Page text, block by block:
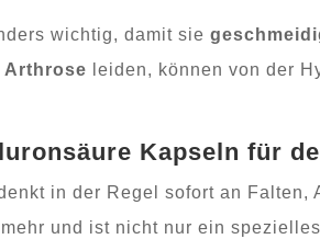
wichtig, damit sie
Arthrose leiden, können von der
Kapseln für
in der Regel sofort an
und ist nicht nur ein